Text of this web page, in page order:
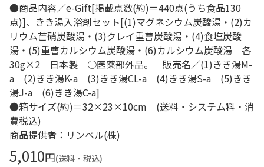
●商品内容／e-Gift[掲載点数(約)＝440点(うち食品130
点)]、きき湯入浴剤セット[(1)マグネシウム炭酸湯・(2)カ
リウム芒硝炭酸湯・(3)クレイ重曹炭酸湯・(4)食塩炭酸
湯・(5)重曹カルシウム炭酸湯・(6)カルシウム炭酸湯 各
30g×2 日本製 ○医薬部外品。 販売名／(1)きき湯M-
a (2)きき湯K-a (3)きき湯CL-a (4)きき湯S-a (5)きき
湯J-a (6)きき湯C-a]
●箱サイズ(約)＝32×23×10cm (送料・システム料・消
費税込)
商品提供者：リンベル(株)
5,010円(送料・税込)